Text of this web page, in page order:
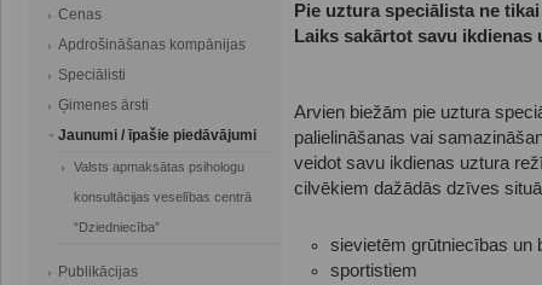
Cenas
Apdrošināšanas kompānijas
Speciālisti
Ģimenes ārsti
Jaunumi / īpašie piedāvājumi
Valsts apmaksātas psihologu
konsultācijas veselības centrā
“Dziedniecība”
Publikācijas
Pie uztura speciālista ne
Laiks sakārtot savu ikdienas
Arvien biežām pie uztura
palielināšanas vai
veidot savu ikdienas uztura
cilvēkiem dažādās dzīves
sievietēm grūtniecības un
sportistiem